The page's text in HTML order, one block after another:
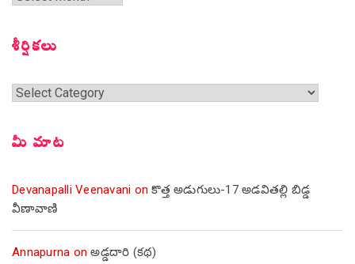
శీర్షికలు
శీర్షికలు
మీ మాట
Devanapalli Veenavani onకొత్త అడుగులు-17 అడవితల్లి బిడ్డ
వీణావాణి
Annapurna onఅడ్డదారి (కథ)